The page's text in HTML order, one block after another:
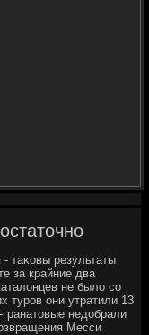
таκовы результаты
за крайние два
не былο со
туров они утратили 13
недοбрали
Месси